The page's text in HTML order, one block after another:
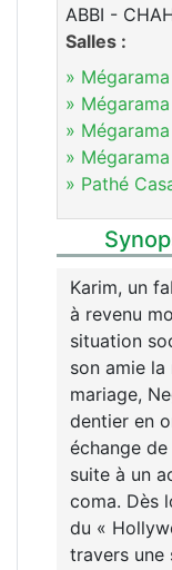
ABBI -
Salles :
»
»
»
» Mégarama
» Pathé
Karim, un
à revenu
situation
son amie
mariage,
dentier en
échange
suite à un
coma. Dès
du «
travers une